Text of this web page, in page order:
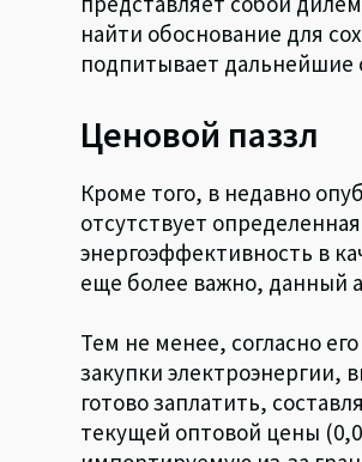
найти обоснование для
подпитывает дальнейшие
Ценовой паззл
Кроме того, в недавно
отсутствует
энергоэффективность в
еще более важно, данный
Тем не менее, согласно
закупки электроэнергии,
готово заплатить,
текущей оптовой цены